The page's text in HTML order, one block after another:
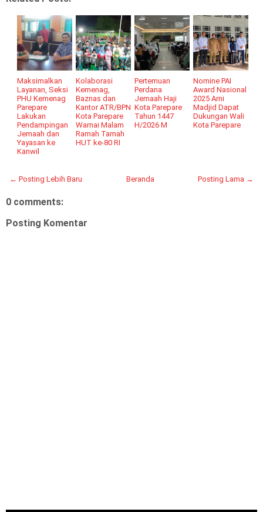
Maksimalkan
Layanan, Seksi
PHU Kemenag
Parepare
Lakukan
Pendampingan
Jemaah dan
Yayasan ke
Kanwil
Kolaborasi
Kemenag,
Baznas dan
Kantor ATR/BPN
Kota Parepare
Warnai Malam
Ramah Tamah
HUT ke-80 RI
Pertemuan
Perdana
Jemaah Haji
Kota Parepare
Tahun 1447
H/2026 M
Nomine PAI
Award Nasional
2025 Arni
Madjid Dapat
Dukungan Wali
Kota Parepare
← Posting Lebih Baru Posting Lama →
Beranda
0 comments:
Posting Komentar